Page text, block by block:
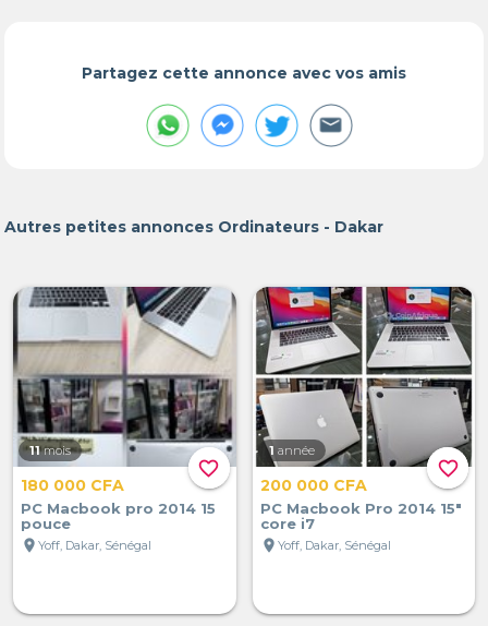
Partagez cette annonce avec vos amis
Autres petites annonces Ordinateurs - Dakar
favorite_border
11 mois
180 000 CFA
PC Macbook pro 2014 15
pouce
location_on Yoff, Dakar, Sénégal
favorite_border
1 année
200 000 CFA
PC Macbook Pro 2014 15"
core i7
location_on Yoff, Dakar, Sénégal